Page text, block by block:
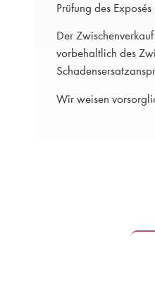
Prüfung des
Der
vorbehaltlich des
Wir weisen